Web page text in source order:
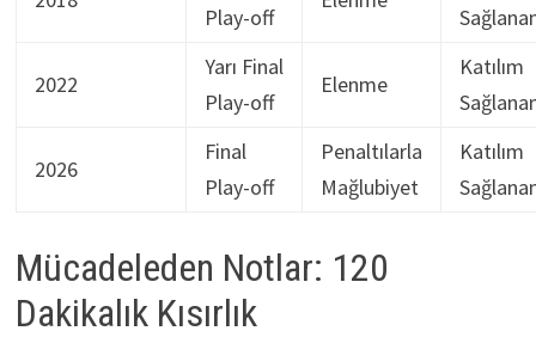
Play-off
2022
Yarı Final
Play-off
Elenme
Katılım
2026
Final
Play-off
Penaltılarla
Mağlubiyet
Katılım
Mücadeleden Notlar: 120
Dakikalık Kısırlık